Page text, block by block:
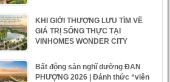
KHI GIỚI THƯỢNG LƯU TÌM VỀ
GIÁ TRỊ SỐNG THỰC TẠI
VINHOMES WONDER CITY
Bất động sản nghĩ dưỡng ĐAN
PHƯỢNG 2026 | Đánh thức “viên